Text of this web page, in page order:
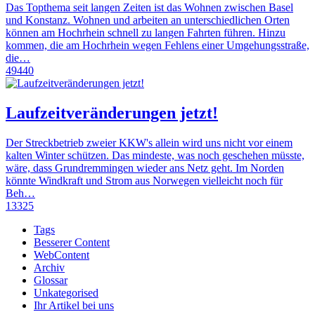
Das Topthema seit langen Zeiten ist das Wohnen zwischen Basel
und Konstanz. Wohnen und arbeiten an unterschiedlichen Orten
können am Hochrhein schnell zu langen Fahrten führen. Hinzu
kommen, die am Hochrhein wegen Fehlens einer Umgehungsstraße,
die…
49440
Laufzeitveränderungen jetzt!
Der Streckbetrieb zweier KKW's allein wird uns nicht vor einem
kalten Winter schützen. Das mindeste, was noch geschehen müsste,
wäre, dass Grundremmingen wieder ans Netz geht. Im Norden
könnte Windkraft und Strom aus Norwegen vielleicht noch für
Beh…
13325
Tags
Besserer Content
WebContent
Archiv
Glossar
Unkategorised
Ihr Artikel bei uns